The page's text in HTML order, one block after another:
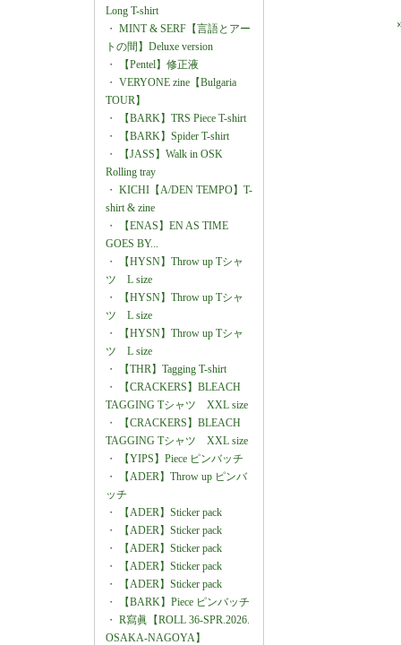
Long T-shirt
・ MINT & SERF【言語とアー
トの間】Deluxe version
・
【Pentel】修正液
・ VERYONE zine【Bulgaria
TOUR】
・
【BARK】TRS Piece T-shirt
・
【BARK】Spider T-shirt
・
【JASS】Walk in OSK
Rolling tray
・ KICHI【A/DEN TEMPO】T-
shirt & zine
・
【ENAS】EN AS TIME
GOES BY...
・
【HYSN】Throw up Tシャ
ツ L size
・
【HYSN】Throw up Tシャ
ツ L size
・
【HYSN】Throw up Tシャ
ツ L size
・
【THR】Tagging T-shirt
・
【CRACKERS】BLEACH
TAGGING Tシャツ XXL size
・
【CRACKERS】BLEACH
TAGGING Tシャツ XXL size
・
【YIPS】Piece ピンバッチ
・
【ADER】Throw up ピンバ
ッチ
・
【ADER】Sticker pack
・
【ADER】Sticker pack
・
【ADER】Sticker pack
・
【ADER】Sticker pack
・
【ADER】Sticker pack
・
【BARK】Piece ピンバッチ
・ R寫眞【ROLL 36-SPR.2026.
OSAKA-NAGOYA】